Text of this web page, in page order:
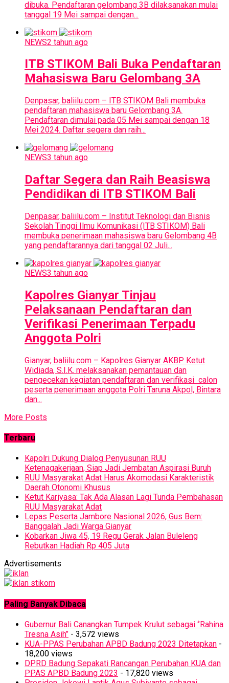
dibuka. Pendaftaran gelombang 3B dilaksanakan mulai
tanggal 19 Mei sampai dengan...
NEWS2 tahun ago
ITB STIKOM Bali Buka Pendaftaran
Mahasiswa Baru Gelombang 3A
Denpasar, baliilu.com – ITB STIKOM Bali membuka
pendaftaran mahasiswa baru Gelombang 3A.
Pendaftaran dimulai pada 05 Mei sampai dengan 18
Mei 2024. Daftar segera dan raih...
NEWS3 tahun ago
Daftar Segera dan Raih Beasiswa
Pendidikan di ITB STIKOM Bali
Denpasar, baliilu.com – Institut Teknologi dan Bisnis
Sekolah Tinggi Ilmu Komunikasi (ITB STIKOM) Bali
membuka penerimaan mahasiswa baru Gelombang 4B
yang pendaftarannya dari tanggal 02 Juli...
NEWS3 tahun ago
Kapolres Gianyar Tinjau
Pelaksanaan Pendaftaran dan
Verifikasi Penerimaan Terpadu
Anggota Polri
Gianyar, baliilu.com – Kapolres Gianyar AKBP Ketut
Widiada, S.I.K. melaksanakan pemantauan dan
pengecekan kegiatan pendaftaran dan verifikasi calon
peserta penerimaan anggota Polri Taruna Akpol, Bintara
dan...
More Posts
Terbaru
Kapolri Dukung Dialog Penyusunan RUU
Ketenagakerjaan, Siap Jadi Jembatan Aspirasi Buruh
RUU Masyarakat Adat Harus Akomodasi Karakteristik
Daerah Otonomi Khusus
Ketut Kariyasa: Tak Ada Alasan Lagi Tunda Pembahasan
RUU Masyarakat Adat
Lepas Peserta Jambore Nasional 2026, Gus Bem:
Banggalah Jadi Warga Gianyar
Kobarkan Jiwa 45, 19 Regu Gerak Jalan Buleleng
Rebutkan Hadiah Rp 405 Juta
Advertisements
Paling Banyak Dibaca
Gubernur Bali Canangkan Tumpek Krulut sebagai ‘’Rahina
Tresna Asih’’ - 3,572 views
KUA-PPAS Perubahan APBD Badung 2023 Ditetapkan -
18,200 views
DPRD Badung Sepakati Rancangan Perubahan KUA dan
PPAS APBD Badung 2023 - 17,820 views